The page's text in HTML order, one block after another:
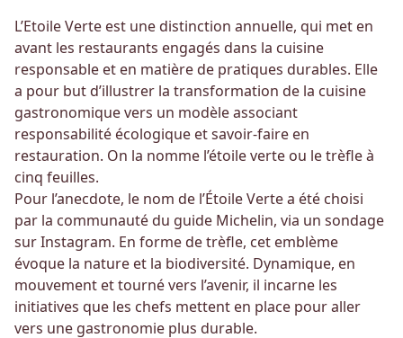
L’Etoile Verte est une distinction annuelle, qui met en
avant les restaurants engagés dans la cuisine
responsable et en matière de pratiques durables. Elle
a pour but d’illustrer la transformation de la cuisine
gastronomique vers un modèle associant
responsabilité écologique et savoir-faire en
restauration. On la nomme l’étoile verte ou le trèfle à
cinq feuilles.
Pour l’anecdote, le nom de l’Étoile Verte a été choisi
par la communauté du guide Michelin, via un sondage
sur Instagram. En forme de trèfle, cet emblème
évoque la nature et la biodiversité. Dynamique, en
mouvement et tourné vers l’avenir, il incarne les
initiatives que les chefs mettent en place pour aller
vers une gastronomie plus durable.